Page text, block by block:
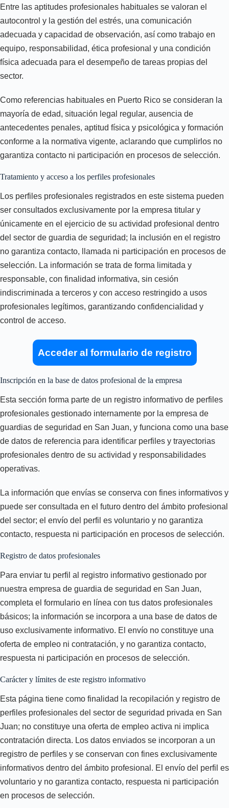
Entre las aptitudes profesionales habituales se valoran el
autocontrol y la gestión del estrés, una comunicación
adecuada y capacidad de observación, así como trabajo en
equipo, responsabilidad, ética profesional y una condición
física adecuada para el desempeño de tareas propias del
sector.
Como referencias habituales en Puerto Rico se consideran la
mayoría de edad, situación legal regular, ausencia de
antecedentes penales, aptitud física y psicológica y formación
conforme a la normativa vigente, aclarando que cumplirlos no
garantiza contacto ni participación en procesos de selección.
Tratamiento y acceso a los perfiles profesionales
Los perfiles profesionales registrados en este sistema pueden
ser consultados exclusivamente por la empresa titular y
únicamente en el ejercicio de su actividad profesional dentro
del sector de guardia de seguridad; la inclusión en el registro
no garantiza contacto, llamada ni participación en procesos de
selección. La información se trata de forma limitada y
responsable, con finalidad informativa, sin cesión
indiscriminada a terceros y con acceso restringido a usos
profesionales legítimos, garantizando confidencialidad y
control de acceso.
Acceder al formulario de registro
Inscripción en la base de datos profesional de la empresa
Esta sección forma parte de un registro informativo de perfiles
profesionales gestionado internamente por la empresa de
guardias de seguridad en San Juan, y funciona como una base
de datos de referencia para identificar perfiles y trayectorias
profesionales dentro de su actividad y responsabilidades
operativas.
La información que envías se conserva con fines informativos y
puede ser consultada en el futuro dentro del ámbito profesional
del sector; el envío del perfil es voluntario y no garantiza
contacto, respuesta ni participación en procesos de selección.
Registro de datos profesionales
Para enviar tu perfil al registro informativo gestionado por
nuestra empresa de guardia de seguridad en San Juan,
completa el formulario en línea con tus datos profesionales
básicos; la información se incorpora a una base de datos de
uso exclusivamente informativo. El envío no constituye una
oferta de empleo ni contratación, y no garantiza contacto,
respuesta ni participación en procesos de selección.
Carácter y límites de este registro informativo
Esta página tiene como finalidad la recopilación y registro de
perfiles profesionales del sector de seguridad privada en San
Juan; no constituye una oferta de empleo activa ni implica
contratación directa. Los datos enviados se incorporan a un
registro de perfiles y se conservan con fines exclusivamente
informativos dentro del ámbito profesional. El envío del perfil es
voluntario y no garantiza contacto, respuesta ni participación
en procesos de selección.